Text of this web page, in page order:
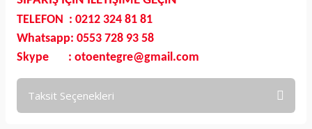
TELEFON : 0212 324 81 81
Whatsapp: 0553 728 93 58
Skype : otoentegre@gmail.com
Taksit Seçenekleri